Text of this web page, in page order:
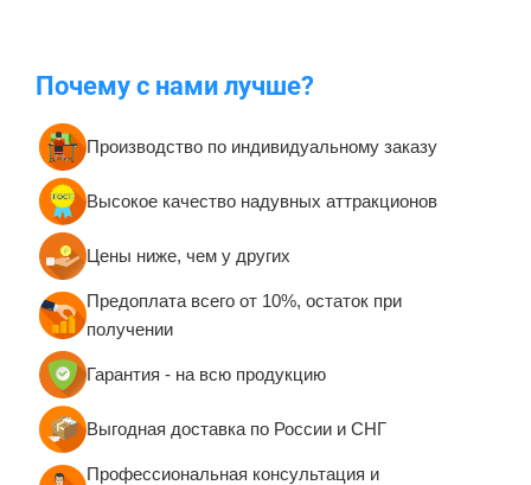
Почему с нами лучше?
Производство по индивидуальному заказу
Высокое качество надувных аттракционов
Цены ниже, чем у других
Предоплата всего от 10%, остаток при
получении
Гарантия - на всю продукцию
Выгодная доставка по России и СНГ
Профессиональная консультация и